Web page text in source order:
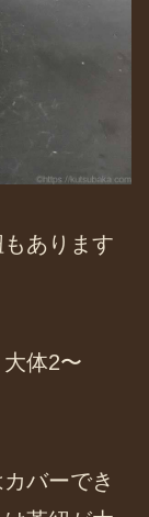
あります
体2〜
バーでき